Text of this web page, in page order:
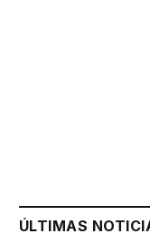
ÚLTIMAS